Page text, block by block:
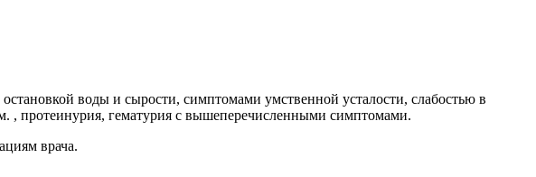
воды и сырости, симптомами умственной усталости, слабостью в
, протеинурия, гематурия с вышеперечисленными симптомами.
врача.